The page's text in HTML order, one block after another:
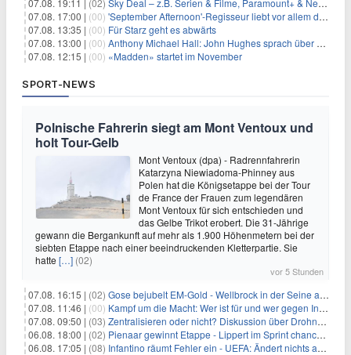
07.08. 19:11 | (02) Sky Deal – z.B. Serien & Filme, Paramount+ & Netflix für 19,99€/Monat
07.08. 17:00 | (00) 'September Afternoon'-Regisseur liebt vor allem die 'Banalität' in seinen Filmen
07.08. 13:35 | (00) Für Starz geht es abwärts
07.08. 13:00 | (00) Anthony Michael Hall: John Hughes sprach über eine Fortsetzung von 'The Breakfast Club'
07.08. 12:15 | (00) «Madden» startet im November
SPORT-NEWS
Polnische Fahrerin siegt am Mont Ventoux und
holt Tour-Gelb
Mont Ventoux (dpa) - Radrennfahrerin
Katarzyna Niewiadoma-Phinney aus
Polen hat die Königsetappe bei der Tour
de France der Frauen zum legendären
Mont Ventoux für sich entschieden und
das Gelbe Trikot erobert. Die 31-Jährige
gewann die Bergankunft auf mehr als 1.900 Höhenmetern bei der
siebten Etappe nach einer beeindruckenden Kletterpartie. Sie
hatte […] (02)
vor 5 Stunden
07.08. 16:15 | (02) Gose bejubelt EM-Gold - Wellbrock in der Seine ausgebremst
07.08. 11:46 | (00) Kampf um die Macht: Wer ist für und wer gegen Infantino?
07.08. 09:50 | (03) Zentralisieren oder nicht? Diskussion über Drohnenabwehr
06.08. 18:00 | (02) Pienaar gewinnt Etappe - Lippert im Sprint chancenlos
06.08. 17:05 | (08) Infantino räumt Fehler ein - UEFA: Ändert nichts an Boykott